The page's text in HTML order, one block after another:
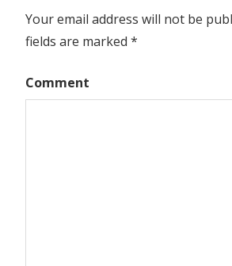
Your email address will not be
fields are marked *
Comment